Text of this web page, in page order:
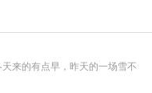
天来的有点早，昨天的一场雪不